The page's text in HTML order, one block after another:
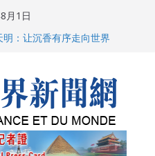
月1日
：让沉香有序走向世界
天香：加拿大茶艺师邓岚月